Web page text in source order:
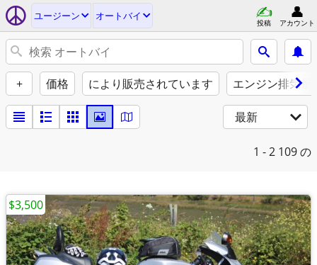
ユージーン オートバイ
投稿 アカウント
+ 価格 により販売されています エンジン排気量
最新
1 - 2 109 の
$3,500